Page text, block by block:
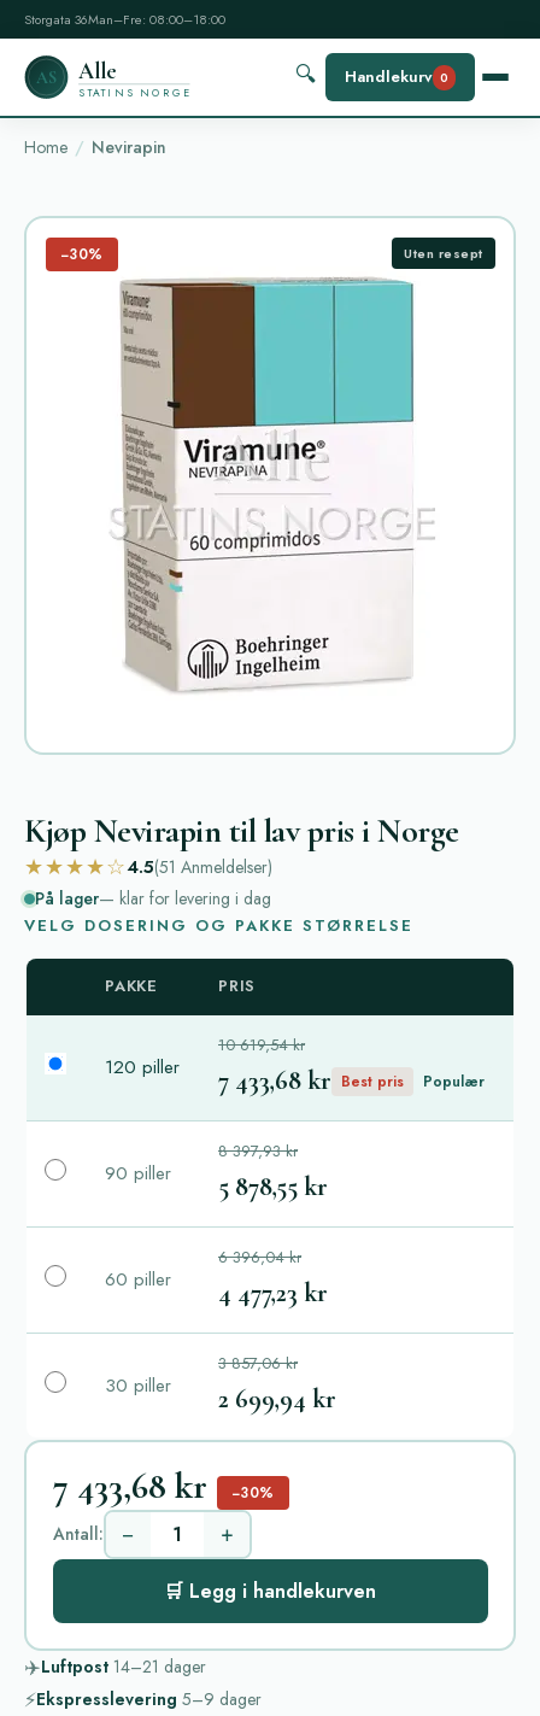
Storgata 36Man–Fre: 08:00–18:00
AS Alle
STATINS NORGE
🔍 Handlekurv 0
Home Nevirapin
−30% Uten resept
Kjøp Nevirapin til lav pris i Norge
★★★★☆4.5(51 Anmeldelser)
På lager— klar for levering i dag
VELG DOSERING OG PAKKE STØRRELSE
PAKKE PRIS
120 piller
10 619,54 kr
7 433,68 kr Best pris Populær
90 piller
8 397,93 kr
5 878,55 kr
60 piller
6 396,04 kr
4 477,23 kr
30 piller
3 857,06 kr
2 699,94 kr
7 433,68 kr −30%
Antall: − +
🛒 Legg i handlekurven
✈️Luftpost 14–21 dager
⚡Ekspresslevering 5–9 dager